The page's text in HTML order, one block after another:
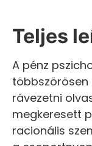
Teljes
A pénz
többszörösen
rávezetni
megkeresett
racionális